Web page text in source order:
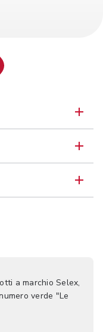
a marchio Selex,
verde "Le